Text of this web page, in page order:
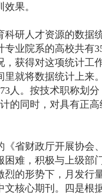
果。
科研人才资源的数据
专业院系的高校共有
获得对这项统计工
就将数据统计上来
人。按技术职称划
的同时，对具有正
省财政厅开展协会
难，积极与上级部
烈的形势下，月发行
核心期刊。四是根